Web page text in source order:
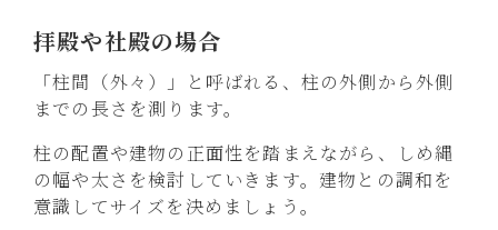
拝殿や社殿の場合
「柱間（外々）」と呼ばれる、柱の外側から外側
までの長さを測ります。
柱の配置や建物の正面性を踏まえながら、しめ縄
の幅や太さを検討していきます。建物との調和を
意識してサイズを決めましょう。